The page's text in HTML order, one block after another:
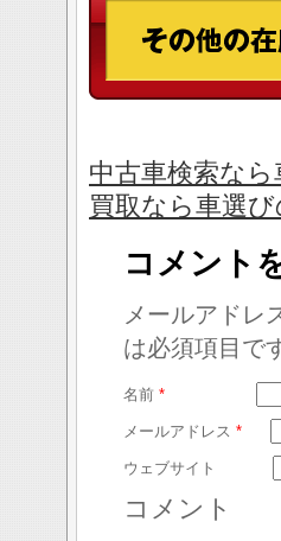
中古車検索な
買取なら車選
コメント
メールアドレ
は必須項目で
名前 *
メールアドレス *
ウェブサイト
コメント